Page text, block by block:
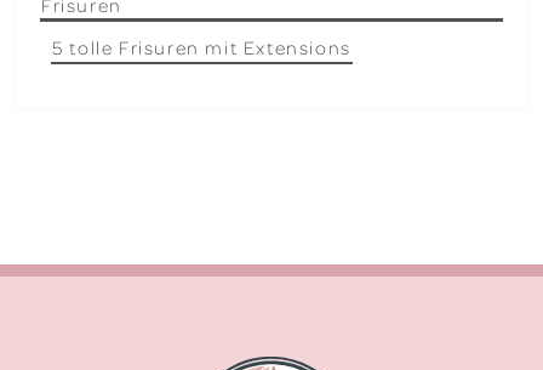
5 tolle Frisuren mit Extensions